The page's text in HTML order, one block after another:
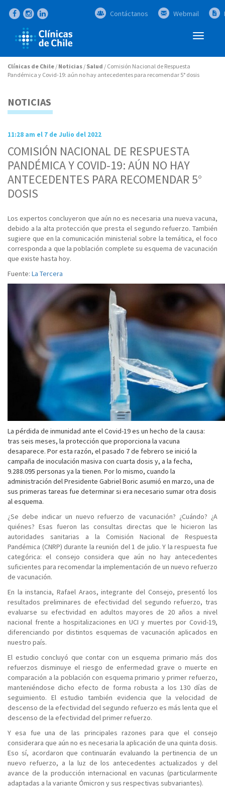
Contáctanos Webmail
Abrir
Clínicas de Chile / Noticias / Salud / Comisión Nacional de Respuesta
Pandémica y Covid-19: aún no hay antecedentes para recomendar 5° dosis
NOTICIAS
11:28 am el 7 de Julio del 2022
COMISIÓN NACIONAL DE RESPUESTA
PANDÉMICA Y COVID-19: AÚN NO HAY
ANTECEDENTES PARA RECOMENDAR 5°
DOSIS
Los expertos concluyeron que aún no es necesaria una nueva vacuna,
debido a la alta protección que presta el segundo refuerzo. También
sugiere que en la comunicación ministerial sobre la temática, el foco
corresponda a que la población complete su esquema de vacunación
que existe hasta hoy.
Fuente: La Tercera
La pérdida de inmunidad ante el Covid-19 es un hecho de la causa:
tras seis meses, la protección que proporciona la vacuna
desaparece. Por esta razón, el pasado 7 de febrero se inició la
campaña de inoculación masiva con cuarta dosis y, a la fecha,
9.288.095 personas ya la tienen. Por lo mismo, cuando la
administración del Presidente Gabriel Boric asumió en marzo, una de
sus primeras tareas fue determinar si era necesario sumar otra dosis
al esquema.
¿Se debe indicar un nuevo refuerzo de vacunación? ¿Cuándo? ¿A
quiénes? Esas fueron las consultas directas que le hicieron las
autoridades sanitarias a la Comisión Nacional de Respuesta
Pandémica (CNRP) durante la reunión del 1 de julio. Y la respuesta fue
categórica: el consejo considera que aún no hay antecedentes
suficientes para recomendar la implementación de un nuevo refuerzo
de vacunación.
En la instancia, Rafael Araos, integrante del Consejo, presentó los
resultados preliminares de efectividad del segundo refuerzo, tras
evaluarse su efectividad en adultos mayores de 20 años a nivel
nacional frente a hospitalizaciones en UCI y muertes por Covid-19,
diferenciando por distintos esquemas de vacunación aplicados en
nuestro país.
El estudio concluyó que contar con un esquema primario más dos
refuerzos disminuye el riesgo de enfermedad grave o muerte en
comparación a la población con esquema primario y primer refuerzo,
manteniéndose dicho efecto de forma robusta a los 130 días de
seguimiento. El estudio también evidencia que la velocidad de
descenso de la efectividad del segundo refuerzo es más lenta que el
descenso de la efectividad del primer refuerzo.
Y esa fue una de las principales razones para que el consejo
considerara que aún no es necesaria la aplicación de una quinta dosis.
Eso sí, acordaron que continuarán evaluando la pertinencia de un
nuevo refuerzo, a la luz de los antecedentes actualizados y del
avance de la producción internacional en vacunas (particularmente
adaptadas a la variante Ómicron y sus respectivas subvariantes).